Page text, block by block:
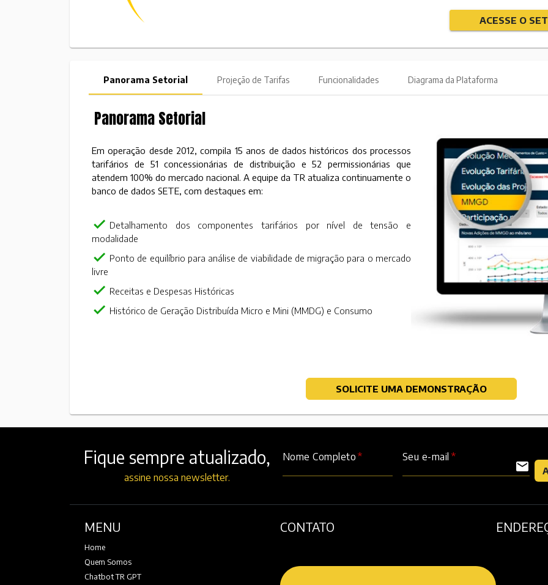
ACESSE O
Panorama Setorial Projeção de Tarifas Funcionalidades Diagrama da Plataforma
Panorama Setorial
Em operação desde 2012, compila 15 anos de dados históricos dos processos
tarifários de 51 concessionárias de distribuição e 52 permissionárias que
atendem 100% do mercado nacional. A equipe da TR atualiza continuamente o
banco de dados SETE, com destaques em:
check Detalhamento dos componentes tarifários por nível de tensão e
modalidade
check Ponto de equilíbrio para análise de viabilidade de migração para o mercado
livre
check Receitas e Despesas Históricas
check Histórico de Geração Distribuída Micro e Mini (MMDG) e Consumo
SOLICITE UMA DEMONSTRAÇÃO
Fique sempre atualizado,
assine nossa newsletter.
Nome Completo Seu e-mail
mail
MENU
Home
Quem Somos
Chatbot TR GPT
CONTATO